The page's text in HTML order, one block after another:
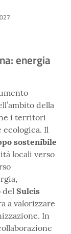
energia
della
i territori
ecologica. Il
sostenibile
locali verso
del Sulcis
a valorizzare
In